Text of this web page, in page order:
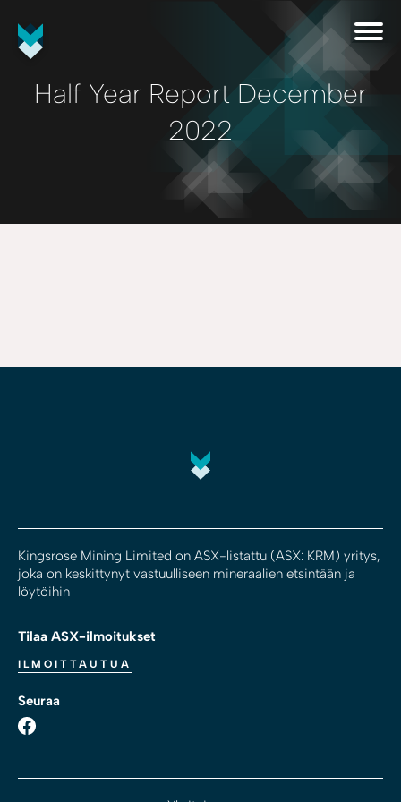
Half Year Report December
2022
Kingsrose Mining Limited on ASX-listattu (ASX: KRM) yritys,
joka on keskittynyt vastuulliseen mineraalien etsintään ja
löytöihin
Tilaa ASX-ilmoitukset
ILMOITTAUTUA
Seuraa